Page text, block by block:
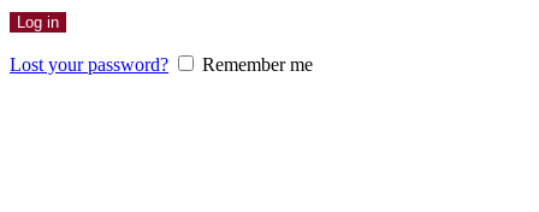
Log in
Lost your password? Remember me